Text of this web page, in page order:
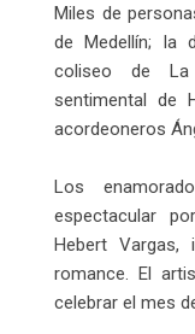
Miles de
de Medellín; la
coliseo de La
sentimental de
acordeoneros
Los
espectacular
Hebert Vargas,
romance. El
celebrar el mes